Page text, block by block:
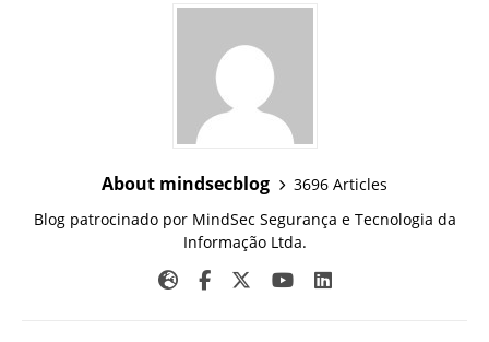
About mindsecblog
3696 Articles
Blog patrocinado por MindSec Segurança e Tecnologia da
Informação Ltda.